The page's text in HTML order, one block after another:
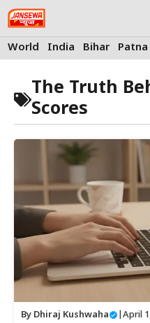
Skip
to
content
World India Bihar Patna
The Truth
Scores
By Dhiraj Kushwaha April